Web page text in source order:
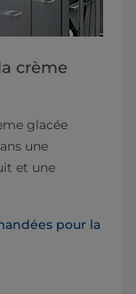
crème
glacée
une
et une
pour la